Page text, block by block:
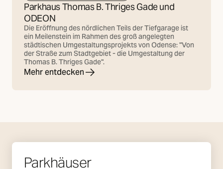
Parkhaus Thomas B. Thriges Gade und
ODEON
Die Eröffnung des nördlichen Teils der Tiefgarage ist
ein Meilenstein im Rahmen des groß angelegten
städtischen Umgestaltungsprojekts von Odense: "Von
der Straße zum Stadtgebiet - die Umgestaltung der
Thomas B. Thriges Gade".
Mehr entdecken
Parkhäuser